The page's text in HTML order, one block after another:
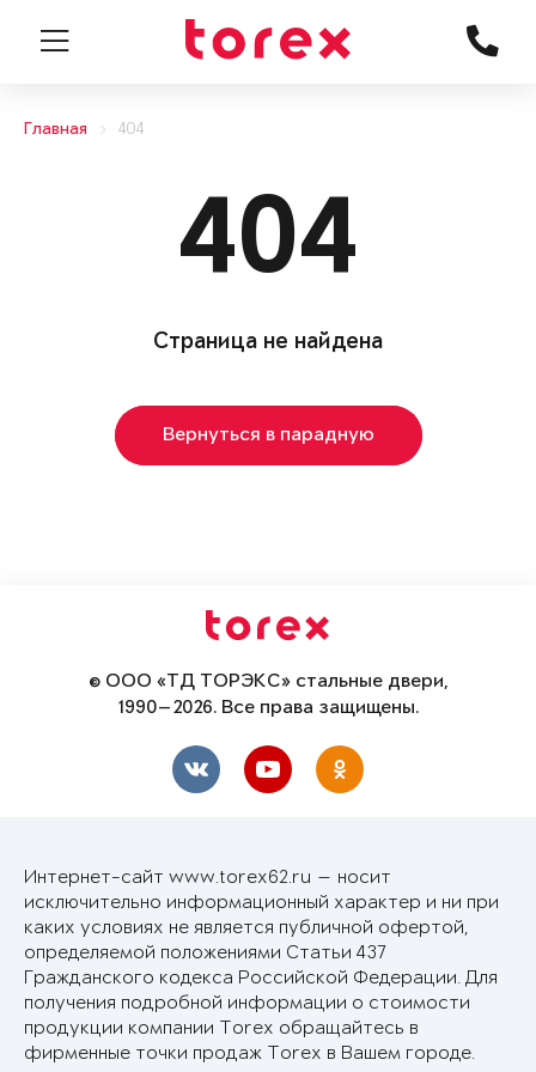
Главная 404
404
Страница не найдена
Вернуться в парадную
© ООО «ТД ТОРЭКС» стальные двери,
1990—2026. Все права защищены.
Интернет-сайт www.torex62.ru — носит
исключительно информационный характер и ни при
каких условиях не является публичной офертой,
определяемой положениями Статьи 437
Гражданского кодекса Российской Федерации. Для
получения подробной информации о стоимости
продукции компании Torex обращайтесь в
фирменные точки продаж Torex в Вашем городе.